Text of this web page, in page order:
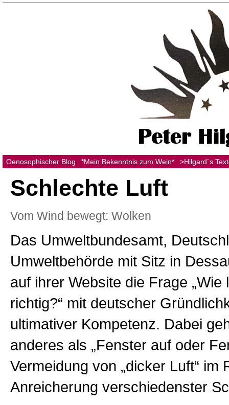
Oenosophischer Blog *Mein Bekenntnis zum Wein* >Hilgard´s
Schlechte Luft
Vom Wind bewegt: Wolken
Das Umweltbundesamt,
Umweltbehörde mit Sitz in
auf ihrer Website die Frage „Wie
richtig?“ mit deutscher
ultimativer Kompetenz. Dabei
anderes als „Fenster auf oder
Vermeidung von „dicker Luft“ im
Anreicherung verschiedenster